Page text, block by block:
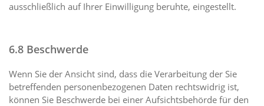
ausschließlich auf Ihrer Einwilligung beruhte, eingestellt.
6.8 Beschwerde
Wenn Sie der Ansicht sind, dass die Verarbeitung der Sie
betreffenden personenbezogenen Daten rechtswidrig ist,
können Sie Beschwerde bei einer Aufsichtsbehörde für den